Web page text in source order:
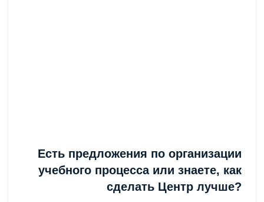
Есть предложения по организации
учебного процесса или знаете, как
сделать Центр лучше?